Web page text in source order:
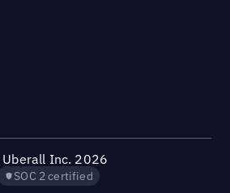
Uberall Inc. 2026
SOC 2 certified